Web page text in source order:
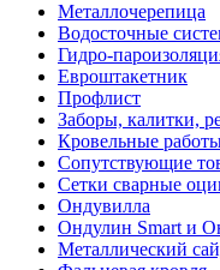
Металлочерепица
Водосточные
Гидро-
Евроштакетник
Профлист
Заборы, калитки,
Кровельные
Сопутствующие
Сетки сварные
Ондувилла
Ондулин Smart и
Металлический